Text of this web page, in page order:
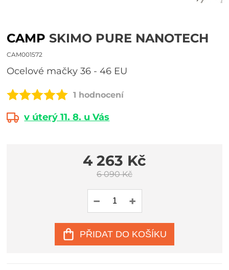
CAMP SKIMO PURE NANOTECH
CAM001572
ocelové mačky 36 - 46 EU
1 hodnocení
v úterý 11. 8. u Vás
4 263 Kč
6 090 Kč
PŘIDAT DO KOŠÍKU